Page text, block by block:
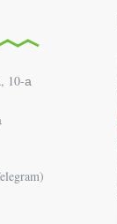
10-а